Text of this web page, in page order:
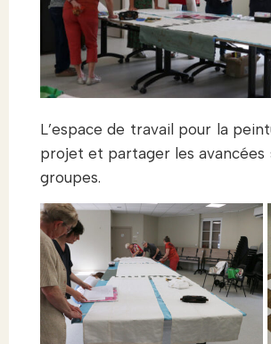
L’espace de travail pour la
projet et partager les avancées
groupes.